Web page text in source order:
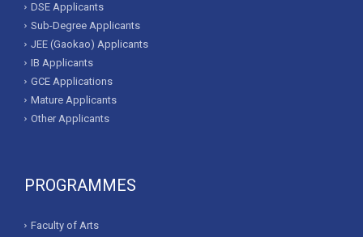
DSE Applicants
Sub-Degree Applicants
JEE (Gaokao) Applicants
IB Applicants
GCE Applications
Mature Applicants
Other Applicants
PROGRAMMES
Faculty of Arts